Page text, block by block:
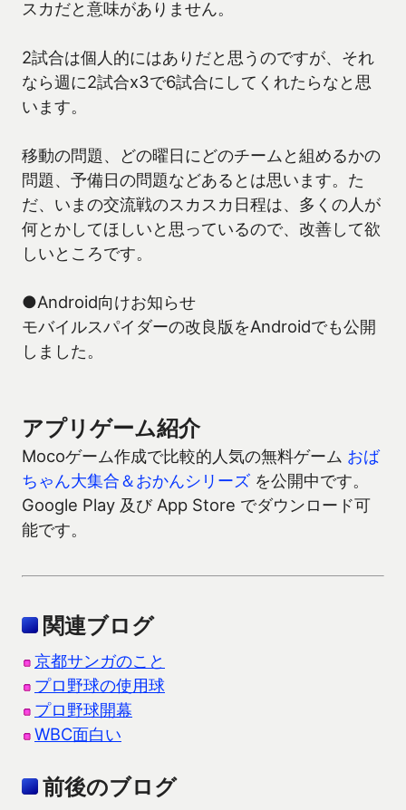
スカだと意味がありません。
2試合は個人的にはありだと思うのですが、それ
なら週に2試合x3で6試合にしてくれたらなと思
います。
移動の問題、どの曜日にどのチームと組めるかの
問題、予備日の問題などあるとは思います。た
だ、いまの交流戦のスカスカ日程は、多くの人が
何とかしてほしいと思っているので、改善して欲
しいところです。
●Android向けお知らせ
モバイルスパイダーの改良版をAndroidでも公開
しました。
アプリゲーム紹介
Mocoゲーム作成で比較的人気の無料ゲーム おば
ちゃん大集合＆おかんシリーズ を公開中です。
Google Play 及び App Store でダウンロード可
能です。
関連ブログ
京都サンガのこと
プロ野球の使用球
プロ野球開幕
WBC面白い
前後のブログ